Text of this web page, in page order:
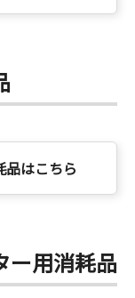
品はこちら
ー用消耗品